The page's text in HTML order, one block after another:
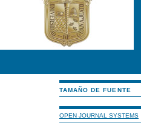
TAMAÑO DE FUENTE
OPEN JOURNAL SYSTEMS